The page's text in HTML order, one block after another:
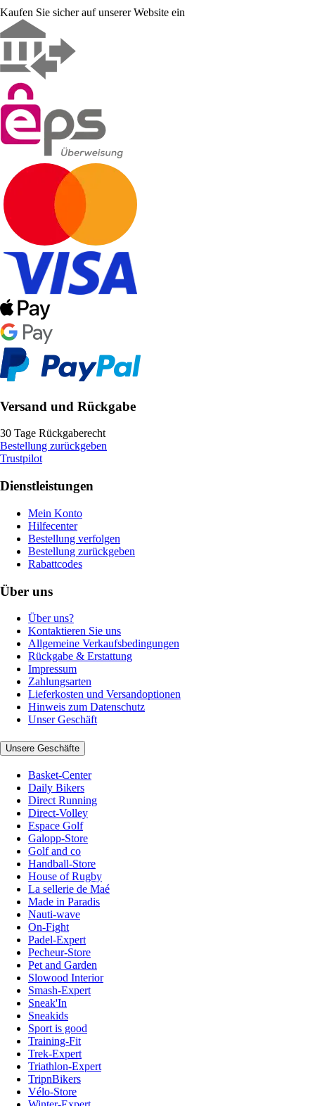
Kaufen Sie sicher auf unserer Website ein
Versand und Rückgabe
30 Tage Rückgaberecht
Bestellung zurückgeben
Trustpilot
Dienstleistungen
Mein Konto
Hilfecenter
Bestellung verfolgen
Bestellung zurückgeben
Rabattcodes
Über uns
Über uns?
Kontaktieren Sie uns
Allgemeine Verkaufsbedingungen
Rückgabe & Erstattung
Impressum
Zahlungsarten
Lieferkosten und Versandoptionen
Hinweis zum Datenschutz
Unser Geschäft
Unsere Geschäfte
Basket-Center
Daily Bikers
Direct Running
Direct-Volley
Espace Golf
Galopp-Store
Golf and co
Handball-Store
House of Rugby
La sellerie de Maé
Made in Paradis
Nauti-wave
On-Fight
Padel-Expert
Pecheur-Store
Pet and Garden
Slowood Interior
Smash-Expert
Sneak'In
Sneakids
Sport is good
Training-Fit
Trek-Expert
Triathlon-Expert
TripnBikers
Vélo-Store